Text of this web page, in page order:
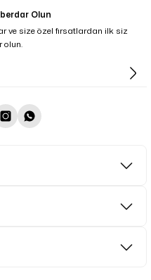
Olun
ve size özel fırsatlardan ilk siz
olun.